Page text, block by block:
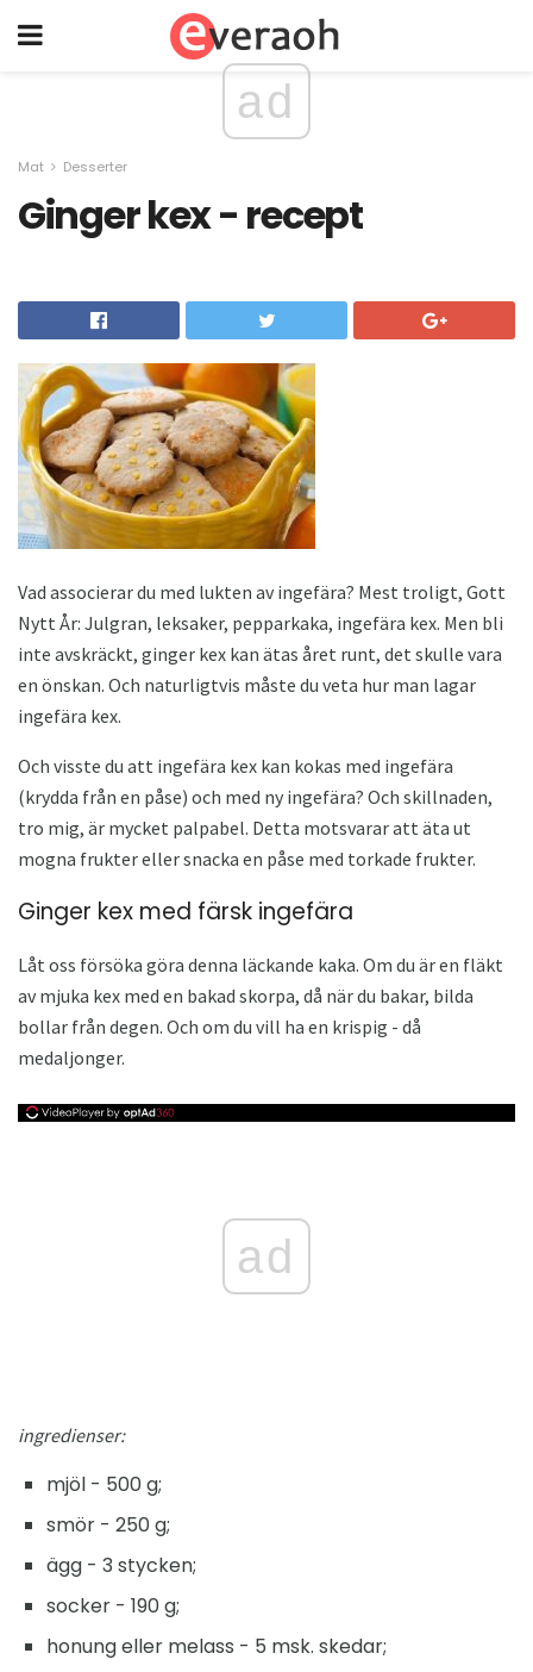
ad
Mat Desserter
Ginger kex - recept
Vad associerar du med lukten av ingefära? Mest troligt, Gott
Nytt År: Julgran, leksaker, pepparkaka, ingefära kex. Men bli
inte avskräckt, ginger kex kan ätas året runt, det skulle vara
en önskan. Och naturligtvis måste du veta hur man lagar
ingefära kex.
Och visste du att ingefära kex kan kokas med ingefära
(krydda från en påse) och med ny ingefära? Och skillnaden,
tro mig, är mycket palpabel. Detta motsvarar att äta ut
mogna frukter eller snacka en påse med torkade frukter.
Ginger kex med färsk ingefära
Låt oss försöka göra denna läckande kaka. Om du är en fläkt
av mjuka kex med en bakad skorpa, då när du bakar, bilda
bollar från degen. Och om du vill ha en krispig - då
medaljonger.
ad
ingredienser:
mjöl - 500 g;
smör - 250 g;
ägg - 3 stycken;
socker - 190 g;
honung eller melass - 5 msk. skedar;